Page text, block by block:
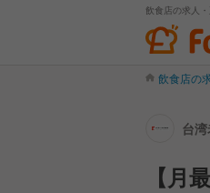
飲食店の求人
飲食店の
台
【月